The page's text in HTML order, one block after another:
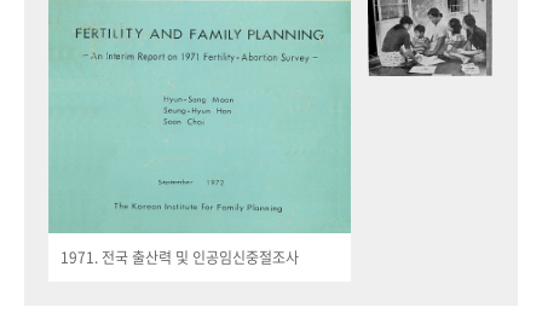
1971. 전국 출산력 및 인공임신중절조사